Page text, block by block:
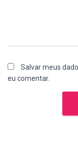
Salvar meus
eu comentar.